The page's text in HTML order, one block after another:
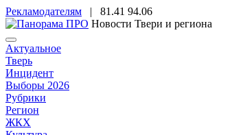
Рекламодателям | 81.41 94.06
Новости Твери и региона
Актуальное
Тверь
Инцидент
Выборы 2026
Рубрики
Регион
ЖКХ